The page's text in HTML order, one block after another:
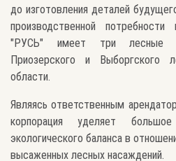
до изготовления деталей
производственной
"РУСЬ" имеет три лесные
Приозерского и Выборгского
области.
Являясь ответственным
корпорация уделяет
экологического баланса в
высаженных лесных насаждений.